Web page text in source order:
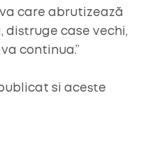
care abrutizează
case vechi,
continua.”
si aceste